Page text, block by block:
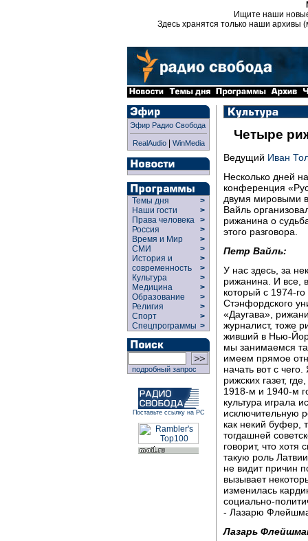
Ищите наши
Здесь хранятся только наши архивы
Эфир Радио Свобода
RealAudio| WinMedia
Темы дня
>
Наши гости
>
Права человека >
Россия
>
Время и Мир
>
СМИ
>
История и
современность
>
>
Культура
>
Медицина
>
Образование
>
Религия
>
Спорт
>
Спецпрограммы >
подробный запрос
Поставьте ссылку на РС
Четыре
Ведущий Иван
Несколько дней
конференция
двумя мировыми
Вайль
рижанина о
этого разговора.
Петр Вайль:
У нас здесь, за
рижанина. И все,
который с 1974-
Стэнфордского
«Даугава»,
журналист, тоже
живший в Нью-
мы занимаемся
имеем прямое
начать вот с
рижских газет,
1918-м и 1940-м
культура играла
исключительную
как некий буфер,
тогдашней
говорит, что
такую роль
не видит причин
вызывает
изменилась
социально-
- Лазарю
Лазарь